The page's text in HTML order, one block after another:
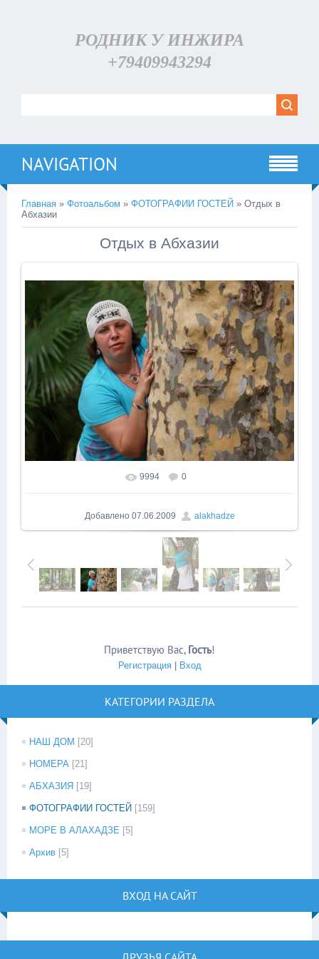
РОДНИК У ИНЖИРА
+79409943294
NAVIGATION
Главная » Фотоальбом » ФОТОГРАФИИ ГОСТЕЙ » Отдых в
Абхазии
Отдых в Абхазии
В реальном размере 1000x669
9994 0
Добавлено 07.06.2009 alakhadze
Приветствую Вас, Гость!
Регистрация| Вход
КАТЕГОРИИ РАЗДЕЛА
НАШ ДОМ [20]
НОМЕРА [21]
АБХАЗИЯ [19]
ФОТОГРАФИИ ГОСТЕЙ [159]
МОРЕ В АЛАХАДЗЕ [5]
Архив [5]
ВХОД НА САЙТ